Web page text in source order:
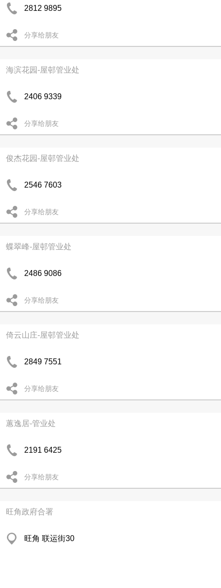
2812 9895
分享给朋友
海滨花园-屋邨管业处
2406 9339
分享给朋友
俊杰花园-屋邨管业处
2546 7603
分享给朋友
蝶翠峰-屋邨管业处
2486 9086
分享给朋友
倚云山庄-屋邨管业处
2849 7551
分享给朋友
蕙逸居-管业处
2191 6425
分享给朋友
旺角政府合署
旺角 联运街30